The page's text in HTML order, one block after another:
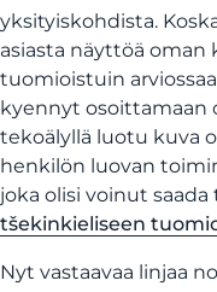
yksityiskohdista.
asiasta näyttöä oman
tuomioistuin
kyennyt osoittamaan
tekoälyllä luotu kuva
henkilön luovan
joka olisi voinut
tšekinkieliseen
Nyt vastaavaa linjaa